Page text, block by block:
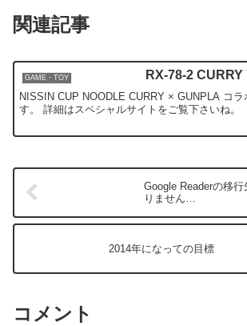
関連記事
GAME・TOY RX-78-2
NISSIN CUP NOODLE CURRY × GUNPLA コ
す。 詳細はスペシャルサイトをご覧下さいね。
Google Readerの移
りません…
2014年になっての目標
コメント